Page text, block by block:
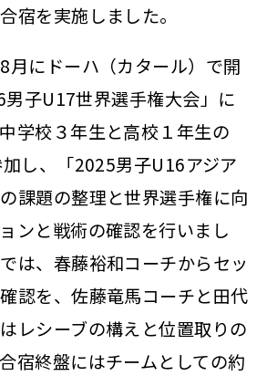
宿を実施しました。
月にドーハ（カタール）で開
子U17世界選手権大会」に
学校３年生と高校１年生の
し、「2025男子U16アジア
課題の整理と世界選手権に向
ンと戦術の確認を行いまし
は、春藤裕和コーチからセッ
認を、佐藤竜馬コーチと田代
レシーブの構えと位置取りの
宿終盤にはチームとしての約